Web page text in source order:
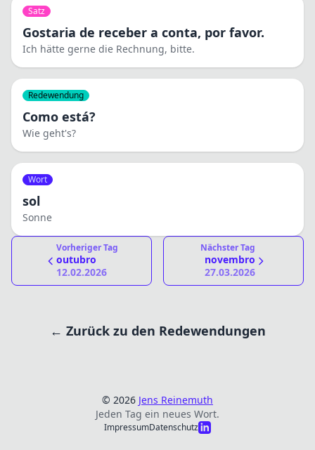
Satz
Gostaria de receber a conta, por favor.
Ich hätte gerne die Rechnung, bitte.
Redewendung
Como está?
Wie geht's?
Wort
sol
Sonne
Vorheriger Tag
outubro
12.02.2026
Nächster Tag
novembro
27.03.2026
← Zurück zu den Redewendungen
© 2026 Jens Reinemuth
Jeden Tag ein neues Wort.
ImpressumDatenschutz